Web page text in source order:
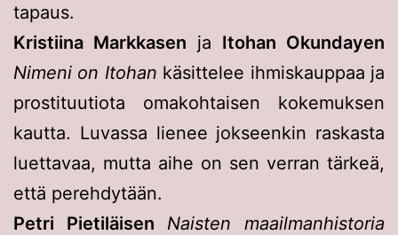
tapaus.
Kristiina Markkasen ja Itohan Okundayen
Nimeni on Itohan käsittelee ihmiskauppaa ja
prostituutiota omakohtaisen kokemuksen
kautta. Luvassa lienee jokseenkin raskasta
luettavaa, mutta aihe on sen verran tärkeä,
että perehdytään.
Petri Pietiläisen
Naisten maailmanhistoria